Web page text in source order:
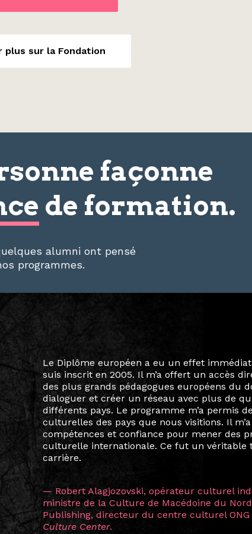
plus sur la Fondation
façonne
de formation.
alumni ont pensé
programmes.
Le destin a voulu que ma vie privée et ma
arts soient étroitement liées. Durant mon
Marcel Hicter, j’ai intégré un réseau
vibrant, qui s’est étendu bien au-delà de la
quelques mois, j’invitais mes camarades à
allant de Baguio City à Pékin, de Helsinki à
Manille, Tokyo et Varsovie, renforçant ainsi
consistant à connecter des artistes à travers
continents.
L’une des rencontres les plus marquantes
consœur HicterienneRuthe Zuntz — une
la vision ont transformé ma trajectoire et
Singapour à Berlin pendant près d’une
les amitiés forgées durant cette année